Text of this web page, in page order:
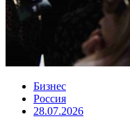
Бизнес
Россия
28.07.2026